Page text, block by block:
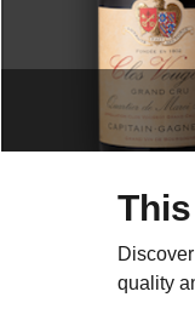
quality